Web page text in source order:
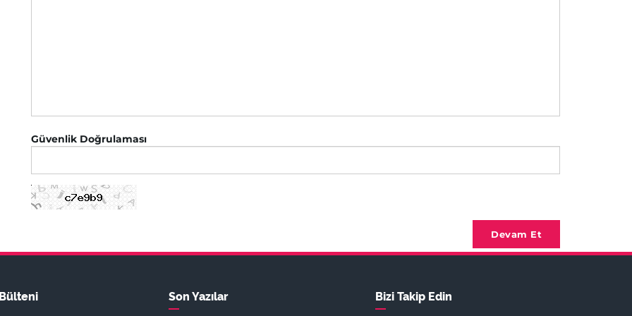
Güvenlik Doğrulaması
Devam Et
Son Yazılar Bizi Takip Edin